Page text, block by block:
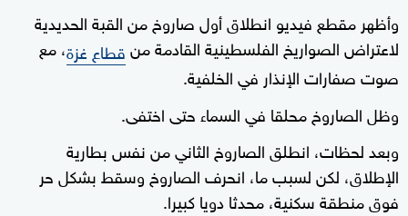
وأظهر مقطع فيديو انطلاق أول صاروخ من القبة الحديدية
لاعتراض الصواريخ الفلسطينية القادمة منقطاع غزة، مع
صوت صفارات الإنذار في الخلفية.
وظل الصاروخ محلقا في السماء حتى اختفى.
وبعد لحظات، انطلق الصاروخ الثاني من نفس بطارية
الإطلاق، لكن لسبب ما، انحرف الصاروخ وسقط بشكل حر
فوق منطقة سكنية، محدثا دويا كبيرا.